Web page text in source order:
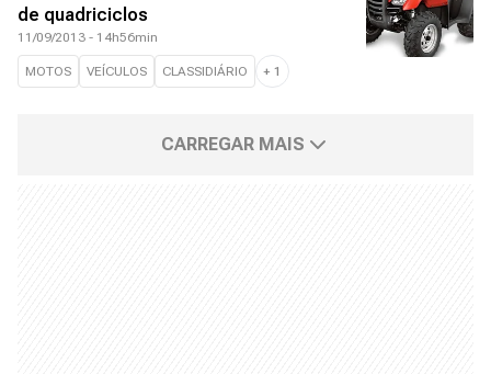
de quadriciclos
11/09/2013 - 14h56min
MOTOS VEÍCULOS CLASSIDIÁRIO + 1
CARREGAR MAIS